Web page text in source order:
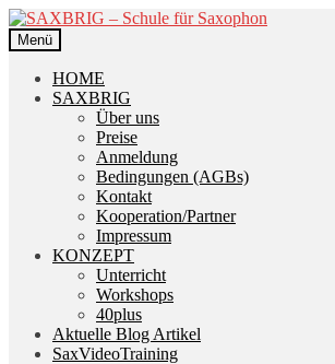
Zur
Navigation
springen
Zum
Inhalt
springen
Menü
HOME
SAXBRIG
Über uns
Preise
Anmeldung
Bedingungen (AGBs)
Kontakt
Kooperation/Partner
Impressum
KONZEPT
Unterricht
Workshops
40plus
Aktuelle Blog Artikel
SaxVideoTraining